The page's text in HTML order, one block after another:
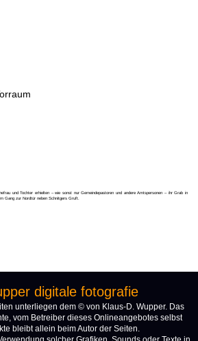
und Tochter erhielten – wie sonst nur Gemeindepastoren und andere Amtspersonen – ihr Grab in
Gang zur Nordtür neben Schnitgers Gruft.
digitale fotografie
unterliegen dem © von Klaus-D. Wupper. Das
vom Betreiber dieses Onlineangebotes selbst
bleibt allein beim Autor der Seiten.